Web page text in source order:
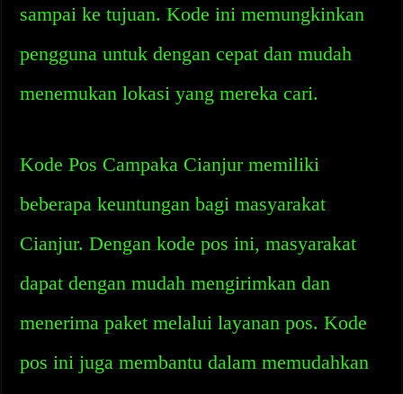
sampai ke tujuan. Kode ini memungkinkan
pengguna untuk dengan cepat dan mudah
menemukan lokasi yang mereka cari.
Kode Pos Campaka Cianjur memiliki
beberapa keuntungan bagi masyarakat
Cianjur. Dengan kode pos ini, masyarakat
dapat dengan mudah mengirimkan dan
menerima paket melalui layanan pos. Kode
pos ini juga membantu dalam memudahkan